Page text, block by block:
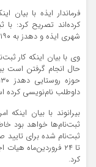
کرده‌اند تصریح کرد: با
شهری ایذه و دهدز به ۱۹۰ نفر خواهد رسید.
وی با بیان اینکه کار
داوطلب نام‌نویسی کرده
بیرانوند با بیان اینکه
تا ۲۴ فروردین‌ماه
کرد.